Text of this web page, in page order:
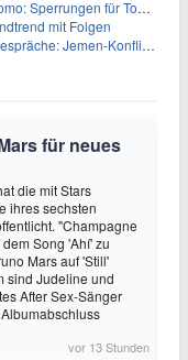
Sperrungen für Touristen
mit Folgen
Jemen-Konflikt eskaliert
für neues
die mit Stars
ihres sechsten
"Champagne
Song 'Ahí' zu
Mars auf 'Still'
sind Judeline und
After Sex-Sänger
vor 13 Stunden